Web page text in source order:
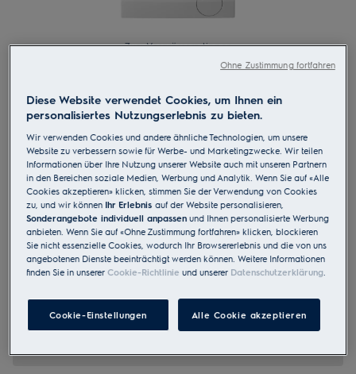
Zum Vergrössern tippen
WAGLMO500
Special Edtion Freistehende
Waschmaschine A B 9 kg 1400
U/min
0 (0)
CHF 2’595.00
UVP inkl. MwSt CHF (exkl. vRB)
Diese Website verwendet Cookies, um Ihnen ein
personalisiertes Nutzungserlebnis zu bieten.
Wir verwenden Cookies und andere ähnliche Technologien, um unsere
Website zu verbessern sowie für Werbe- und Marketingzwecke. Wir teilen
Informationen über Ihre Nutzung unserer Website auch mit unseren Partnern
in den Bereichen soziale Medien, Werbung und Analytik. Wenn Sie auf «Alle
Cookies akzeptieren» klicken, stimmen Sie der Verwendung von Cookies
zu, und wir können Ihr Erlebnisauf der Website personalisieren,
Sonderangebote individuell anpassen und Ihnen personalisierte Werbung
anbieten. Wenn Sie auf «Ohne Zustimmung fortfahren» klicken, blockieren
Sie nicht essenzielle Cookies, wodurch Ihr Browsererlebnis und die von uns
angebotenen Dienste beeinträchtigt werden können. Weitere Informationen
finden Sie in unsererCookie-Richtlinie und unserer Datenschutzerklärung.
Cookie-Einstellungen Alle Cookie akzeptieren
Ohne Zustimmung fortfahren